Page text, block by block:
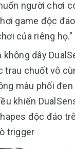
người chơi
game độc
của riêng họ.”
không dây
trau chuốt vô
màu phối
khiển
độc đáo
trigger